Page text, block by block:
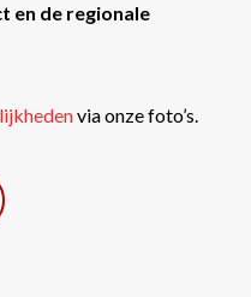
en de regionale
via onze foto’s.